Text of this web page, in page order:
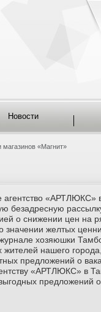
Новости
магазинов «Магнит»
агентство «АРТЛЮКС»
безадресную
о снижении цен на
желтых
хозяюшки
жителей нашего
предложений о
«АРТЛЮКС» в
предложений